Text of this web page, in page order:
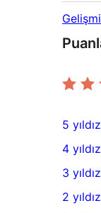
8
5
yıldızlı
inceleme
5 yıldız
4
yıldızlı
4 yıldız
0
3
3 yıldız
2 yıldız